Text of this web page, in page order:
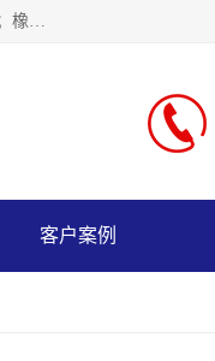
天津永腾气体销售有限公司成立于2020年，注册地位于天津市滨海新区。经营范围包括：专用化学产品销售；专用设备修理；橡胶制品销售；气体压缩机械销售；特种设备销售；仪器仪表销售；机械设备租赁；五金产品批发；食品添加剂销售等，主要供应：氧气、乙炔、氮气、氩气、氢气、氦气、液氨、液氮、一氧化碳、二氧化碳等，各种工业气体，高纯气体，食品级气体。
客户案例